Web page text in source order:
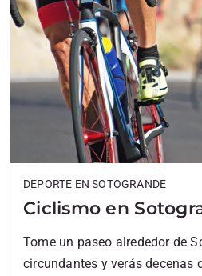
Ciclismo en
DEPORTE EN SOTOGRANDE
Tome un paseo alrededor de
circundantes y verás decenas